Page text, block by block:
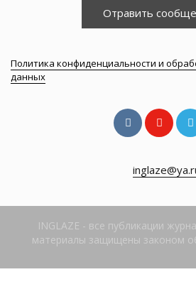
Отравить
Политика конфиденциальности и
данных
INGLAZE - все публикации
материалы защищены законом